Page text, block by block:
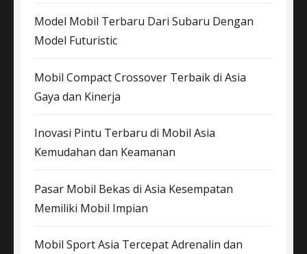
Model Mobil Terbaru Dari Subaru Dengan
Model Futuristic
Mobil Compact Crossover Terbaik di Asia
Gaya dan Kinerja
Inovasi Pintu Terbaru di Mobil Asia
Kemudahan dan Keamanan
Pasar Mobil Bekas di Asia Kesempatan
Memiliki Mobil Impian
Mobil Sport Asia Tercepat Adrenalin dan